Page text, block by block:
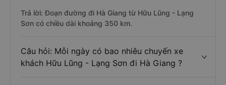
Trả lời: Đoạn đường đi Hà Giang từ Hữu Lũng - Lạng
Sơn có chiều dài khoảng 350 km.
Câu hỏi: Mỗi ngày có bao nhiêu chuyến xe
khách Hữu Lũng - Lạng Sơn đi Hà Giang ?